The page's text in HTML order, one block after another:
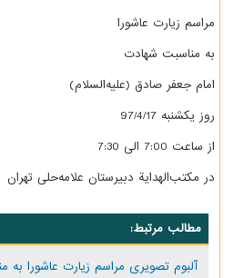
مراسم زیارت عاشورا
به مناسبت شهادت
امام جعفر صادق (علیه‌السلام)
روز یکشنبه 97/4/17
از ساعت 7:00 الی 7:30
در مکتب‌الهدایة دبیرستان علامه‌حلی تهران
مطالب مرتبط:
آلبوم تصویری مراسم زیارت عاشورا به